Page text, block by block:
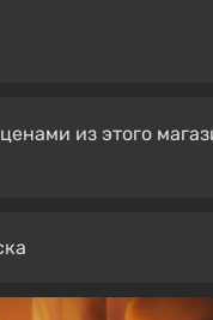
из этого